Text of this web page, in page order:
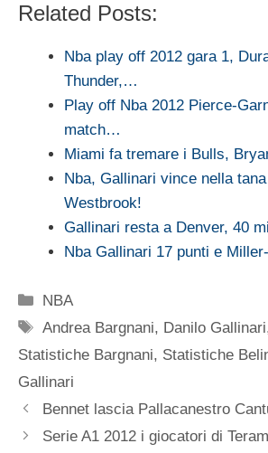
Related Posts:
Nba play off 2012 gara 1,
Thunder,…
Play off Nba 2012 Pierce-
match…
Miami fa tremare i Bulls,
Nba, Gallinari vince nella
Westbrook!
Gallinari resta a Denver, 40
Nba Gallinari 17 punti e
Categorie
NBA
Tag
Andrea Bargnani, Danilo Gallinari
Statistiche Bargnani, Statistiche
Gallinari
Bennet lascia Pallacanestro
Serie A1 2012 i giocatori di